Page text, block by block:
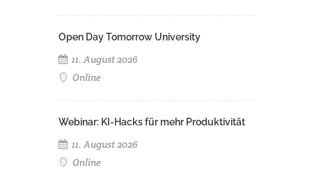
Open Day Tomorrow University
11. August 2026
Online
Webinar: KI-Hacks für mehr Produktivität
11. August 2026
Online